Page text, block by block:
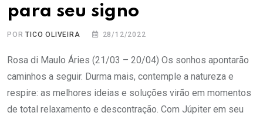
para seu signo
PORTICO OLIVEIRA 28/12/2022
Rosa di Maulo Áries (21/03 – 20/04) Os sonhos apontarão
caminhos a seguir. Durma mais, contemple a natureza e
respire: as melhores ideias e soluções virão em momentos
de total relaxamento e descontração. Com Júpiter em seu